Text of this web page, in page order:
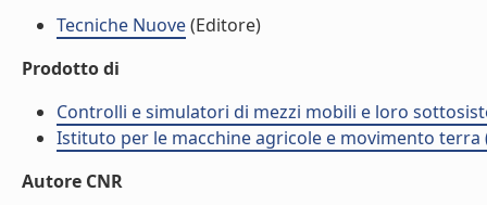
Tecniche Nuove(Editore)
Prodotto di
Controlli e simulatori di mezzi mobili e loro
Istituto per le macchine agricole e movimento terra
Autore CNR